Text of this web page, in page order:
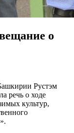
о
Рустэм
речь о ходе
культур,